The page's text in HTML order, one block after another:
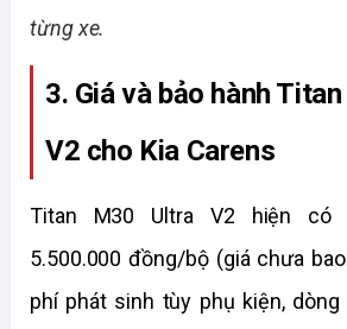
từng xe.
3. Giá và bảo hành
V2 cho Kia Carens
Titan M30 Ultra V2 hiện có
5.500.000 đồng/bộ (giá chưa
phí phát sinh tùy phụ kiện,